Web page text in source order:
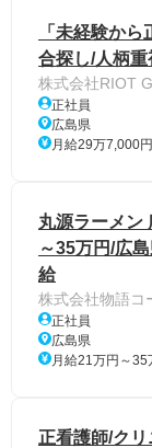
「未経験か
合探し/人柄重
株式会社RIOT
正社員
広島県
月給29万7,000
丸源ラーメン
～35万円/広
給
株式会社物語コ
正社員
広島県
月給21万円～35
正看護師/クリ